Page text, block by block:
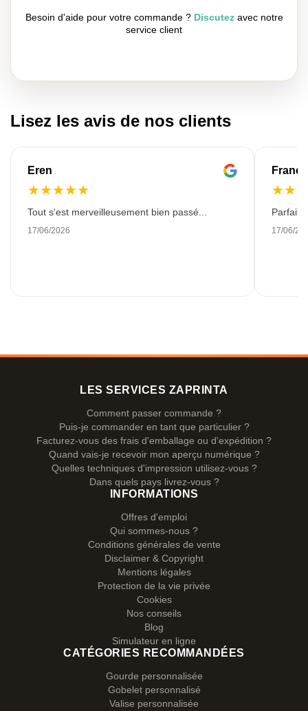
Besoin d'aide pour votre commande ? Discutezavec notre
service client
Lisez les avis de nos clients
Eren
★★★★★
Tout s'est merveilleusement bien passé...
17/06/2026
★★
Parfait!
17/06/
LES SERVICES ZAPRINTA
Comment passer commande ?
Puis-je commander en tant que particulier ?
Facturez-vous des frais d'emballage ou d'expédition ?
Quand vais-je recevoir mon aperçu numérique ?
Quelles techniques d'impression utilisez-vous ?
Dans quels pays livrez-vous ?
INFORMATIONS
Offres d'emploi
Qui sommes-nous ?
Conditions générales de vente
Disclaimer & Copyright
Mentions légales
Protection de la vie privée
Cookies
Nos conseils
Blog
Simulateur en ligne
CATÉGORIES RECOMMANDÉES
Gourde personnalisée
Gobelet personnalisé
Valise personnalisée